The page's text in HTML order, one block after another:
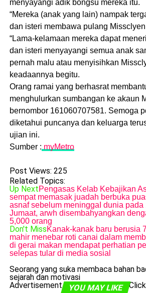
menyayangi adik bongsu mereka itu.
“Mereka (anak yang lain) nampak
dan isteri membawa pulang
“Lama-kelamaan mereka dapat
dan isteri menyayangi semua anak
pernah malu atau menyisihkan
keadaannya begitu.
Orang ramai yang berhasrat
menghulurkan sumbangan ke akaun
bernombor 161060707581. Semoga
diketahui puncanya dan keluarga
ujian ini.
Sumber : myMetro
Post Views: 225
Related Topics:
Up NextPengasas Kelab Kebajikan
sempat memasak juadah berbuka
asnaf sebelum meninggaI dunia pada
Jumaat, arwh disembahyangkan
5,000 orang
Don't MissKanak-kanak baru berusia
mahir menebar roti canai dalam
di gerai makan mendapat perhatian
selepas tular di media sosial
Seorang yang suka membaca bahan
sejarah dan motivasi
Advertisement
YOU MAY LIKE